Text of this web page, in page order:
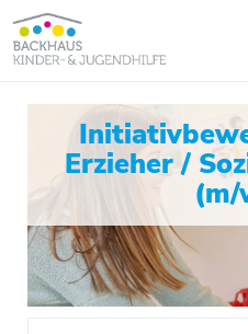
Erzieher /
(m/